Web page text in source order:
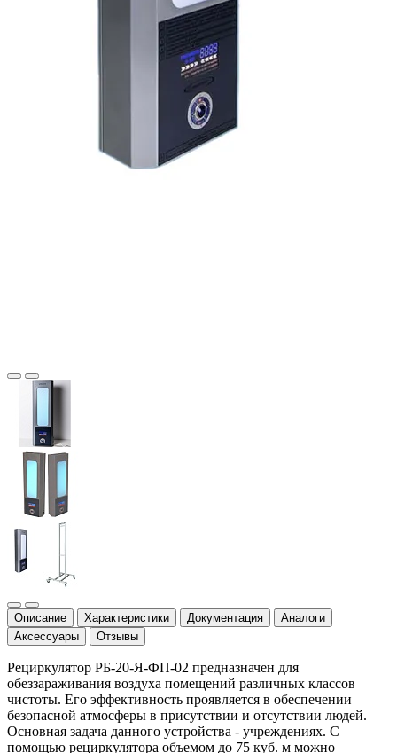
Описание Характеристики Документация
Аналоги
Аксессуары
Отзывы
Рециркулятор РБ-20-Я-ФП-02 предназначен для
обеззараживания воздуха помещений различных классов
чистоты. Его эффективность проявляется в обеспечении
безопасной атмосферы в присутствии и отсутствии людей.
Основная задача данного устройства - учреждениях. С
помощью рециркулятора объемом до 75 куб. м можно